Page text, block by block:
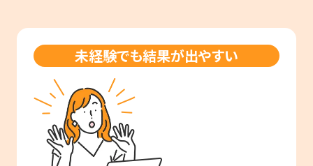
未経験でも結果が出やすい